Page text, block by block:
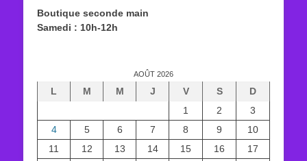
Boutique seconde main
Samedi : 10h-12h
AOÛT 2026
L M M J V S
D
1
2
3
4
5 6 7 8 9
10
11
12 13 14 15 16
17